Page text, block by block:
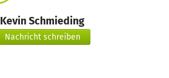
Kevin Schmieding
Nachricht schreiben